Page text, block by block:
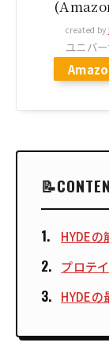
created by
ユニバ
HYDEの
プロテ
HYDE